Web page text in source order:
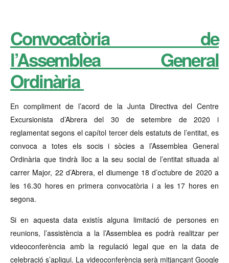
Convocatòria de
l’Assemblea General
Ordinària
En compliment de l’acord de la Junta Directiva del Centre
Excursionista d’Abrera del 30 de setembre de 2020 i
reglamentat segons el capítol tercer dels estatuts de l’entitat, es
convoca a totes els socis i sòcies a l’Assemblea General
Ordinària que tindrà lloc a la seu social de l’entitat situada al
carrer Major, 22 d’Abrera, el diumenge 18 d’octubre de 2020 a
les 16.30 hores en primera convocatòria i a les 17 hores en
segona.
Si en aquesta data existís alguna limitació de persones en
reunions, l’assistència a la l’Assemblea es podrà realitzar per
videoconferència amb la regulació legal que en la data de
celebració s’apliqui. La videoconferència serà mitjançant Google